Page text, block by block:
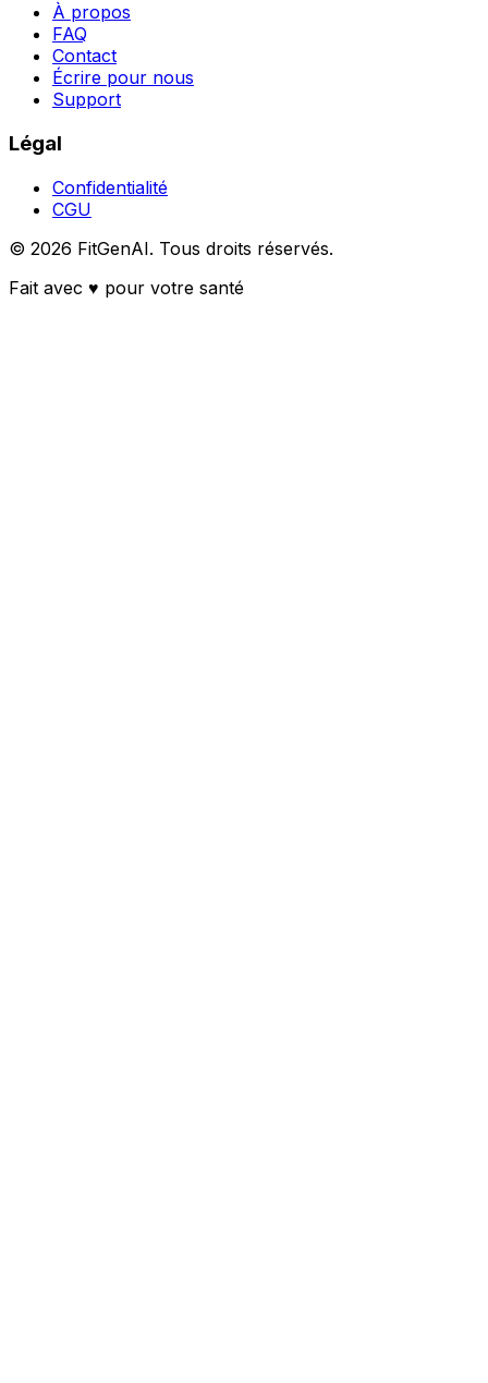
À propos
FAQ
Contact
Écrire pour nous
Support
Légal
Confidentialité
CGU
© 2026 FitGenAI. Tous droits réservés.
Fait avec ♥ pour votre santé